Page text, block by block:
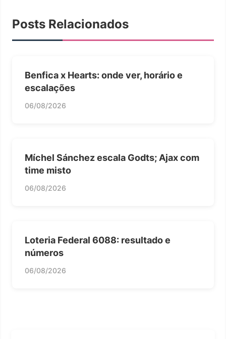
Posts Relacionados
Benfica x Hearts: onde ver, horário e
escalações
06/08/2026
Míchel Sánchez escala Godts; Ajax com
time misto
06/08/2026
Loteria Federal 6088: resultado e
números
06/08/2026